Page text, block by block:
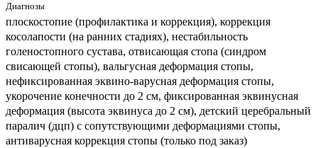
Диагнозы
плоскостопие (профилактика и коррекция), коррекция
косолапости (на ранних стадиях), нестабильность
голеностопного сустава, отвисающая стопа (синдром
свисающей стопы), вальгусная деформация стопы,
нефиксированная эквино-варусная деформация стопы,
укорочение конечности до 2 см, фиксированная эквинусная
деформация (высота эквинуса до 2 см), детский церебральный
паралич (дцп) с сопутствующими деформациями стопы,
антиварусная коррекция стопы (только под заказ)